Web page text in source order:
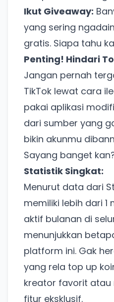
Ikut Giveaway:
yang sering
gratis. Siapa tahu
Penting! Hindari
Jangan pernah
TikTok lewat cara
pakai aplikasi
dari sumber yang
bikin akunmu
Sayang banget
Statistik Singkat:
Menurut data dari
memiliki lebih dari 1
aktif bulanan di
menunjukkan
platform ini. Gak
yang rela top up
kreator favorit
fitur eksklusif.